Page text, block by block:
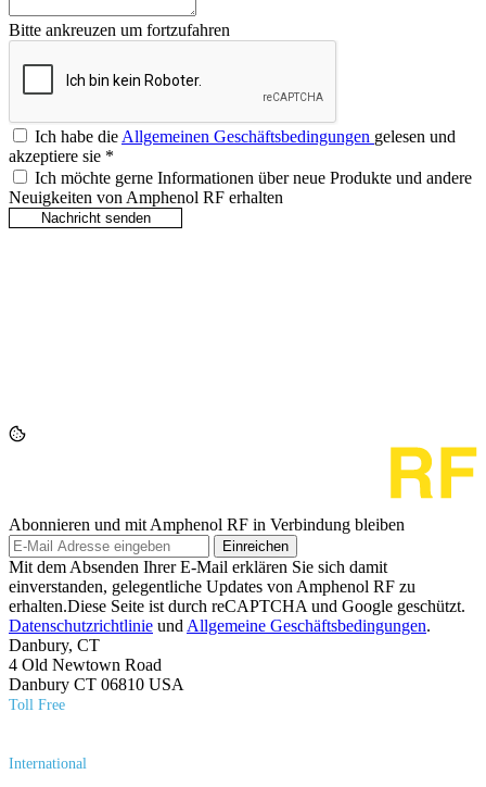
Bitte ankreuzen um fortzufahren
Ich habe dieAllgemeinen Geschäftsbedingungen gelesen und
akzeptiere sie *
Ich möchte gerne Informationen über neue Produkte und andere
Neuigkeiten von Amphenol RF erhalten
Abonnieren und mit Amphenol RF in Verbindung bleiben
Einreichen
Mit dem Absenden Ihrer E-Mail erklären Sie sich damit
einverstanden, gelegentliche Updates von Amphenol RF zu
erhalten.Diese Seite ist durch reCAPTCHA und Google geschützt.
Datenschutzrichtlinie und Allgemeine Geschäftsbedingungen.
Danbury, CT
4 Old Newtown Road
Danbury CT 06810 USA
Toll Free
International